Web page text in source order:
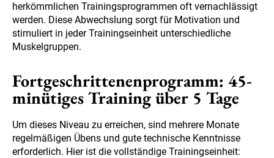
herkömmlichen Trainingsprogrammen oft vernachlässigt
werden. Diese Abwechslung sorgt für Motivation und
stimuliert in jeder Trainingseinheit unterschiedliche
Muskelgruppen.
Fortgeschrittenenprogramm: 45-
minütiges Training über 5 Tage
Um dieses Niveau zu erreichen, sind mehrere Monate
regelmäßigen Übens und gute technische Kenntnisse
erforderlich. Hier ist die vollständige Trainingseinheit: